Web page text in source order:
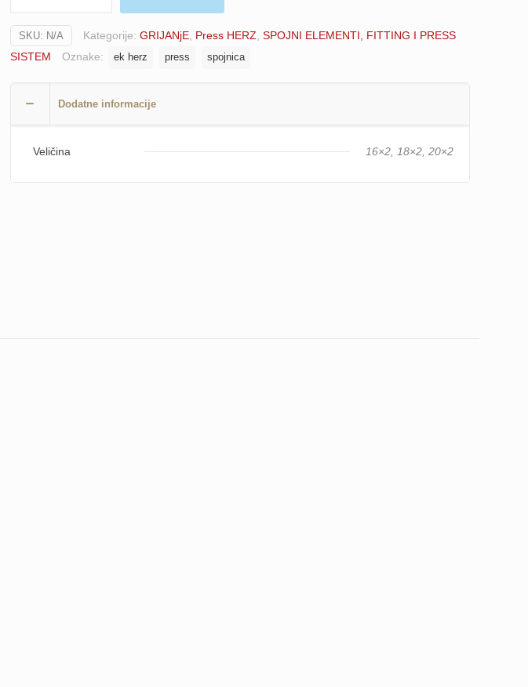
HERZ
količina
SKU: N/A Kategorije: GRIJANjE Press HERZ SPOJNI ELEMENTI, FITTING I PRESS
SISTEM
Oznake: ek herz press spojnica
Dodatne informacije
Veličina 16×2, 18×2, 20×2